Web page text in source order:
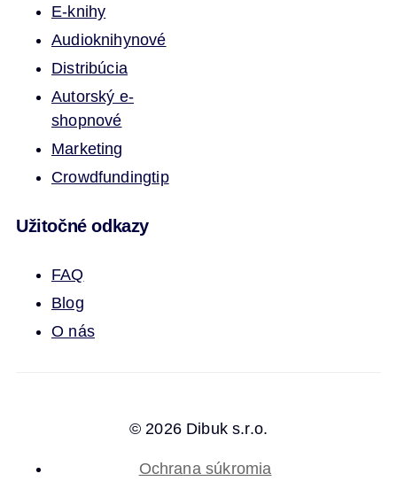
E-knihy
Audioknihynové
Distribúcia
Autorský e-
shopnové
Marketing
Crowdfundingtip
Užitočné odkazy
FAQ
Blog
O nás
© 2026 Dibuk s.r.o.
Ochrana súkromia